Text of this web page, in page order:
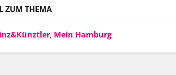
ZUM THEMA
, Mein Hamburg